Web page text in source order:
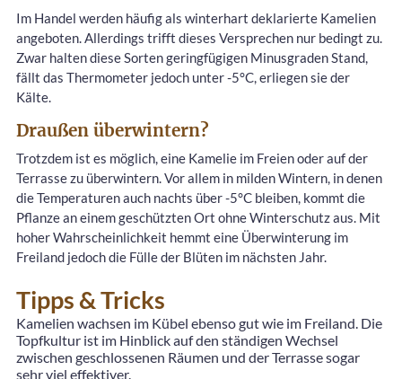
Im Handel werden häufig als winterhart deklarierte Kamelien
angeboten. Allerdings trifft dieses Versprechen nur bedingt zu.
Zwar halten diese Sorten geringfügigen Minusgraden Stand,
fällt das Thermometer jedoch unter -5°C, erliegen sie der
Kälte.
Draußen überwintern?
Trotzdem ist es möglich, eine Kamelie im Freien oder auf der
Terrasse zu überwintern. Vor allem in milden Wintern, in denen
die Temperaturen auch nachts über -5°C bleiben, kommt die
Pflanze an einem geschützten Ort ohne Winterschutz aus. Mit
hoher Wahrscheinlichkeit hemmt eine Überwinterung im
Freiland jedoch die Fülle der Blüten im nächsten Jahr.
Tipps & Tricks
Kamelien wachsen im Kübel ebenso gut wie im Freiland. Die
Topfkultur ist im Hinblick auf den ständigen Wechsel
zwischen geschlossenen Räumen und der Terrasse sogar
sehr viel effektiver.